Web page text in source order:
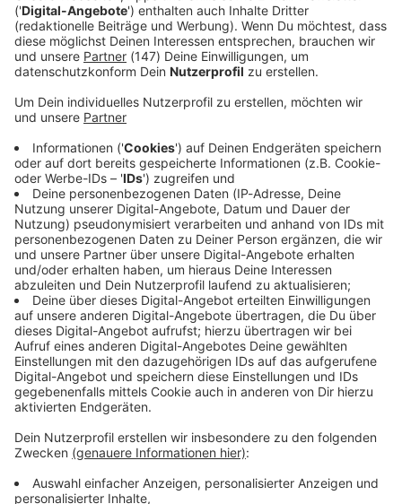
Immer auf dem Laufenden
bleiben!
Verpass' nichts mehr - mit unserem kostenlosen
ANTENNE BAYERN Newsletter. Ob Nachrichten,
Lifestyle oder unsere neuesten Aktionen - wir
informieren dich.
Zum Newsletter anmelden